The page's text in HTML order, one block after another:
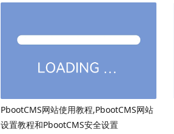
PbootCMS网站使用教程,PbootCMS网站
设置教程和PbootCMS安全设置